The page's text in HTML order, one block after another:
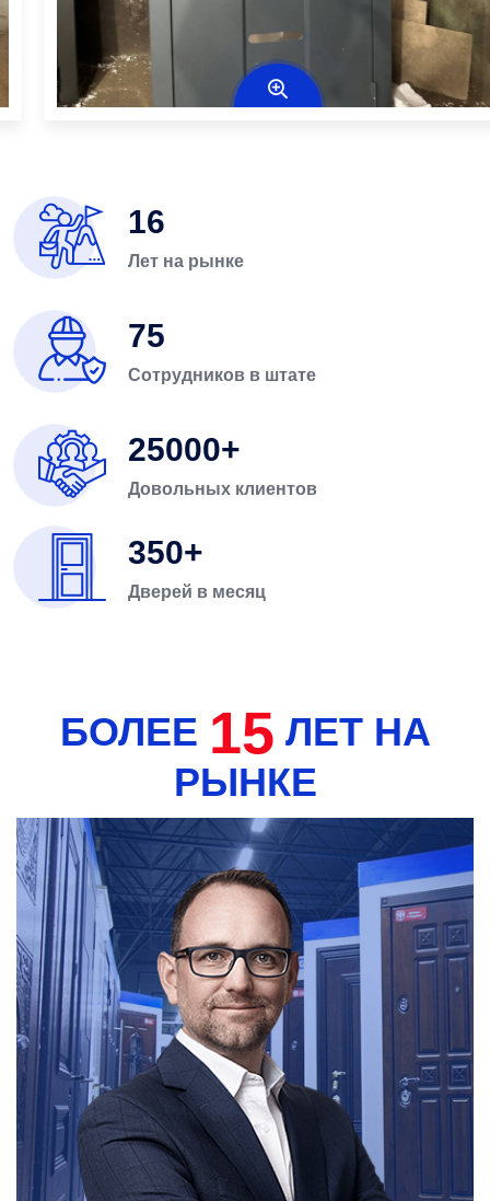
16
Лет на рынке
75
Сотрудников в штате
25000
Довольных клиентов
350
Дверей в месяц
БОЛЕЕ 15 ЛЕТ НА
РЫНКЕ